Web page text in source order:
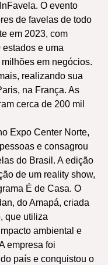
O evento
de favelas de todo
em 2023, com
e uma
em negócios.
realizando sua
na França. As
cerca de 200 mil
Expo Center Norte,
e consagrou
do Brasil. A edição
de um reality show,
É de Casa. O
do Amapá, criada
que utiliza
ambiental e
empresa foi
país e conquistou o